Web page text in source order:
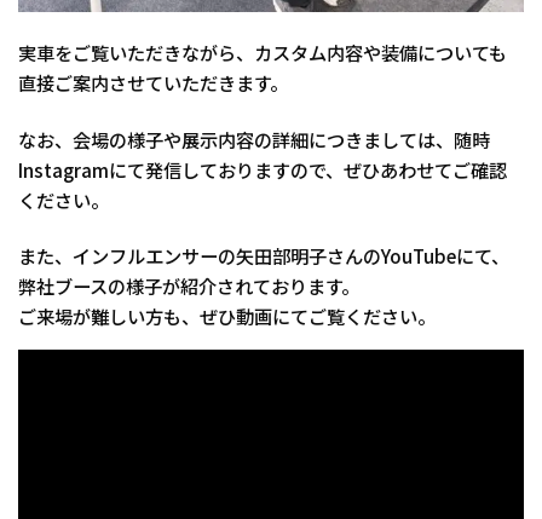
実車をご覧いただきながら、カスタム内容や装備についても
直接ご案内させていただきます。
なお、会場の様子や展示内容の詳細につきましては、随時
Instagramにて発信しておりますので、ぜひあわせてご確認
ください。
また、インフルエンサーの矢田部明子さんのYouTubeにて、
弊社ブースの様子が紹介されております。
ご来場が難しい方も、ぜひ動画にてご覧ください。